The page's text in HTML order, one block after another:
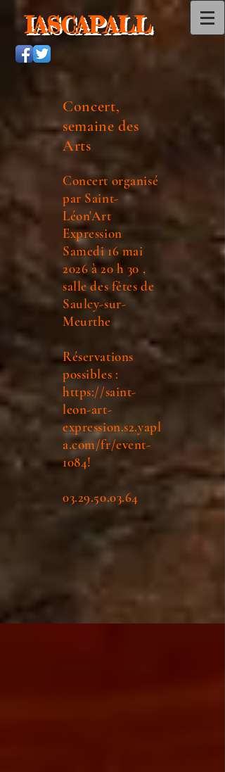
IASCAPALL
Concert,
semaine des
Arts
Concert organisé
par Saint-
Léon'Art
Expression
Samedi 16 mai
2026 à 20 h 30 ,
salle des fêtes de
Saulcy-sur-
Meurthe
Réservations
possibles :
https://saint-
leon-art-
expression.s2.yapl
a.com/fr/event-
1084!
03.29.50.03.64